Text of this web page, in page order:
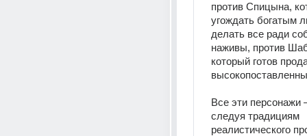
против Спицына,
угождать богатым
делать все ради
наживы, против
который готов
Все эти персонажи
следуя традициям
реалистического